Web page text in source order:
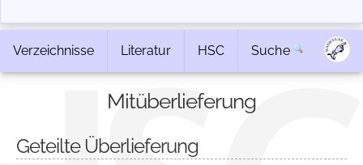
Verzeichnisse Literatur HSC Suche
Mitüberlieferung
Geteilte Überlieferung